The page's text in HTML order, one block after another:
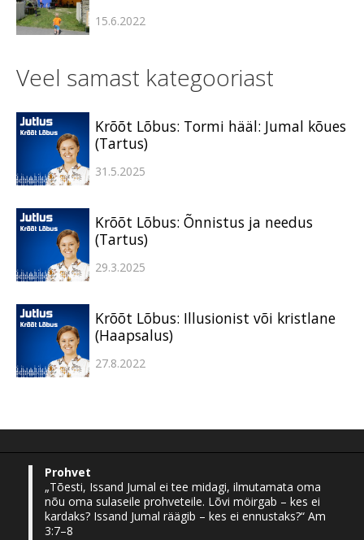
15.6.2022
Veel samast kategooriast
Krõõt Lõbus: Tormi hääl: Jumal kõues
(Tartus)
31.5.2025
Krõõt Lõbus: Õnnistus ja needus
(Tartus)
29.3.2025
Krõõt Lõbus: Illusionist või kristlane
(Haapsalus)
27.8.2022
Prohvet
„Tõesti, Issand Jumal ei tee midagi, ilmutamata oma
nõu oma sulaseile prohveteile. Lõvi möirgab – kes ei
kardaks? Issand Jumal räägib – kes ei ennustaks?“ Am
3:7–8